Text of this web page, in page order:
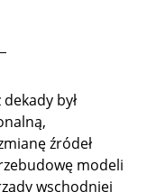
był
źródeł
modeli
wschodniej